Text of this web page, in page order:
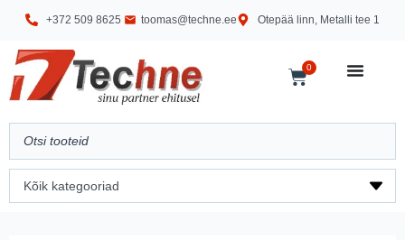
+372 509 8625 toomas@techne.ee Otepää linn, Metalli tee 1
0